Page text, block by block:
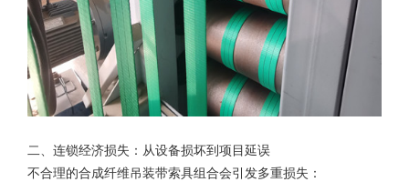
二、连锁经济损失：从设备损坏到项目延误
不合理的合成纤维吊装带索具组合会引发多重损失：